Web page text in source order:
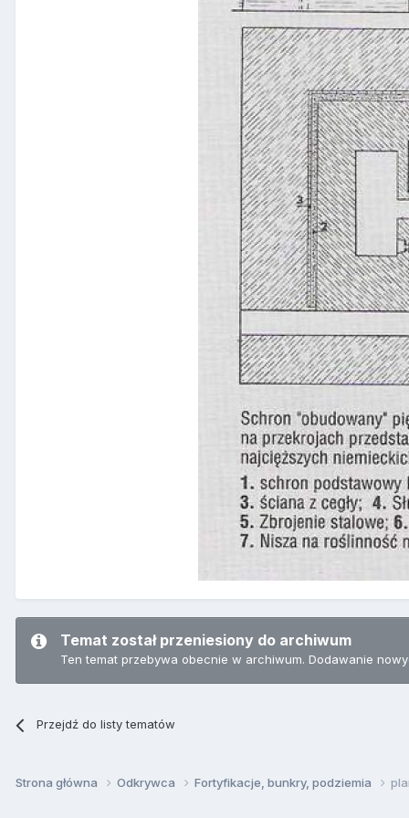
Temat został przeniesiony do archiwum
Ten temat przebywa obecnie w archiwum. Dodawanie
Przejdź do listy tematów
Strona główna Odkrywca Fortyfikacje, bunkry, podziemia